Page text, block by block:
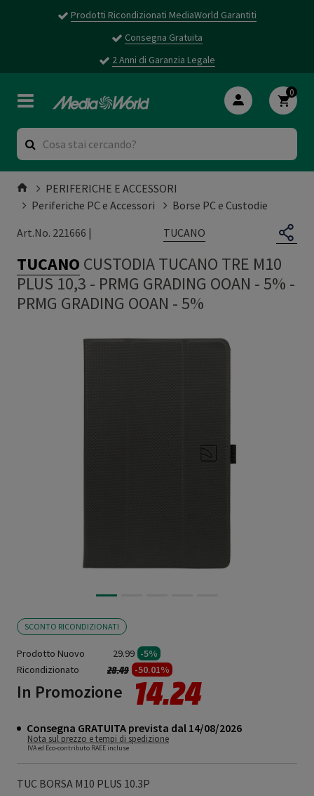
Prodotti Ricondizionati MediaWorld Garantiti
Consegna Gratuita
2 Anni di Garanzia Legale
0
PERIFERICHE E ACCESSORI
Periferiche PC e Accessori
Borse PC e Custodie
Art.No. 221666 |
TUCANO
TUCANO CUSTODIA TUCANO TRE M10
PLUS 10,3 - PRMG GRADING OOAN - 5% -
PRMG GRADING OOAN - 5%
SCONTO RICONDIZIONATI
Prodotto Nuovo 29.99 -5%
Ricondizionato
Prezzo ridotto da
28.49a -50.01%
In Promozione 14.24
Consegna GRATUITA prevista dal 14/08/2026
Nota sul prezzo e tempi di spedizione
IVA ed Eco-contributo RAEE incluse
TUC BORSA M10 PLUS 10.3P